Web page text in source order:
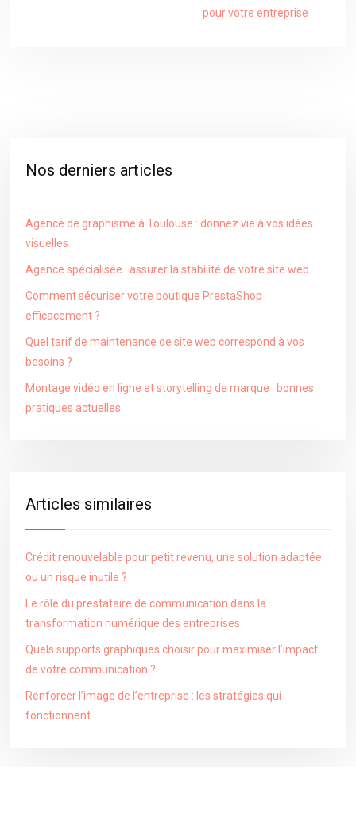
pour votre entreprise
Nos derniers articles
Agence de graphisme à Toulouse : donnez vie à vos idées
visuelles
Agence spécialisée : assurer la stabilité de votre site web
Comment sécuriser votre boutique PrestaShop
efficacement ?
Quel tarif de maintenance de site web correspond à vos
besoins ?
Montage vidéo en ligne et storytelling de marque : bonnes
pratiques actuelles
Articles similaires
Crédit renouvelable pour petit revenu, une solution adaptée
ou un risque inutile ?
Le rôle du prestataire de communication dans la
transformation numérique des entreprises
Quels supports graphiques choisir pour maximiser l’impact
de votre communication ?
Renforcer l’image de l’entreprise : les stratégies qui
fonctionnent